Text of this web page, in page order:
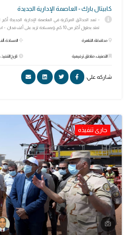
كابيتال بارك - العاصمة الإدارية الجديدة
- تعد الحدائق المركزية في العاصمة الإدارية الجديدة
تمتد بطول أكثر من 10 كم، وبمساحة تزيد على ألف فدان. - استغل...
محافظة: القاهرة
التصنيف: مناطق ترفيهية
المساحة: ألف فدان
تاريخ التنفيذ: ديسمبر ٢٠٢٠
شاركه علي:
جارى تنفيذه